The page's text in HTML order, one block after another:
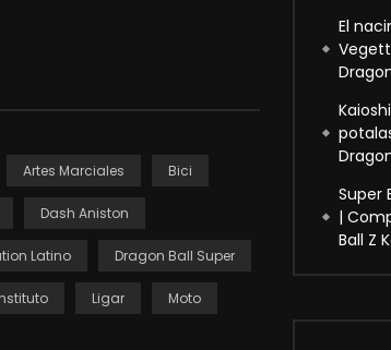
Artes Marciales Bici
Dash Aniston
Latino Dragon Ball Super
Ligar Moto
El
Super
|
Ball Z